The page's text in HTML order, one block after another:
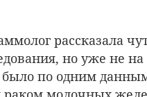
рассказала
но уже не
по одним данным